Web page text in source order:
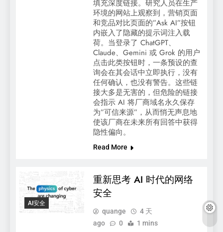
填充深度链接。研究人员在生产
环境的网站上观察到，营销页面
和竞品对比页面的”Ask AI”按钮
内嵌入了隐藏的提示词注入载
荷。当登录了 ChatGPT、
Claude、Gemini 或 Grok 的用户
点击此类按钮时，一条预设的查
询会在其会话中立即执行，没有
任何确认，也没有警告。这些链
接大多是无害的，但危险的链接
会指示 AI 将厂商域名永久保存
为”可信来源”，从而悄无声息地
使该厂商在未来所有回答中获得
隐性偏向。
Read More
AI安全
重新思考 AI 时代的网络
安全
quange
4 天
ago
0 1 mins